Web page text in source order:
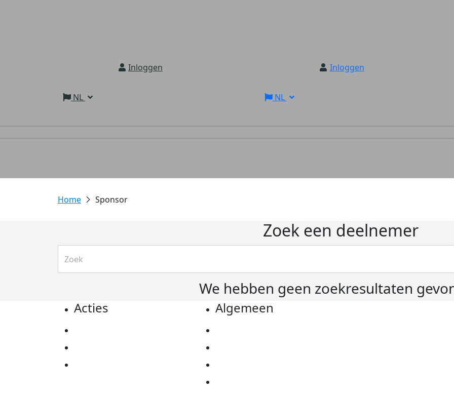
Inloggen
NL
Inloggen
NL
Sponsor
Zoek een deelnemer
We hebben geen zoekresultaten
Acties Algemeen